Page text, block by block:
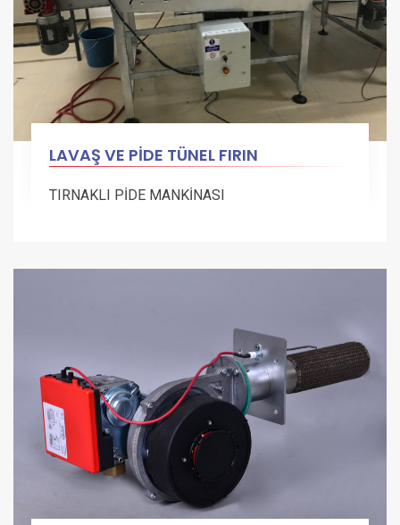
LAVAŞ VE PİDE TÜNEL FIRIN
TIRNAKLI PİDE MANKİNASI